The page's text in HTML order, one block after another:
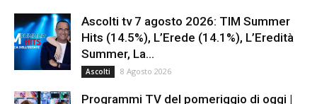
Ascolti tv 7 agosto 2026: TIM Summer
Hits (14.5%), L’Erede (14.1%), L’Eredità
Summer, La...
Ascolti 8 Agosto 2026
Programmi TV del pomeriggio di oggi |